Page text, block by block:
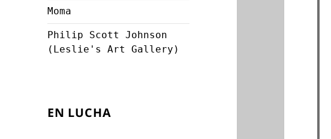
Moma
Philip Scott Johnson
(Leslie's Art Gallery)
EN LUCHA